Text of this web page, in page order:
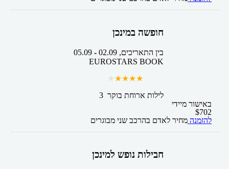
חופשה במינכן
בין התאריכים, -
05.09
EUROSTARS BOOK
3 לילות ארוחת בוקר
באישור מיידי
$702
להזמנה מחיר לאדם בהרכב שני מבוגרים
חבילות נופש למינכן